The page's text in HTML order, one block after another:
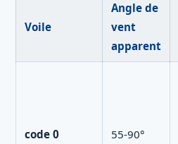
Voile
Angle de
vent
apparent
code 0 55-90°